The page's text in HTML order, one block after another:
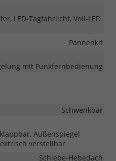
LED-Tagfahrlicht, Voll-LED
Pannenkit
mit Funkfernbedienung
Schwenkbar
Außenspiegel
verstellbar
Schiebe-Hebedach